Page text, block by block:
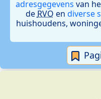
adresgegevens van
de RVO en diverse
huishoudens,